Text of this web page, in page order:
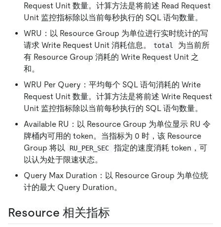
Request Unit 数量。计算方法是将前述 Read Request
Unit 监控指标除以当前每秒执行的 SQL 语句数量。
WRU：以 Resource Group 为单位进行实时统计的写
请求 Write Request Unit 消耗信息。
total
为当前所
有 Resource Group 消耗的 Write Request Unit 之
和。
WRU Per Query：平均每个 SQL 语句消耗的 Write
Request Unit 数量。计算方法是将前述 Write Request
Unit 监控指标除以当前每秒执行的 SQL 语句数量。
Available RU：以 Resource Group 为单位显示 RU 令
牌桶内可用的 token。当指标为 0 时，该 Resource
Group 将以
RU_PER_SEC
指定的速度消耗 token，可
以认为处于限速状态。
Query Max Duration：以 Resource Group 为单位统
计的最大 Query Duration。
Resource 相关指标